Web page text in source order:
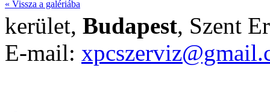
« Vissza a galériába
kerület, Budapest, Szent
E-mail: